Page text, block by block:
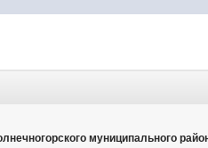
муниципального